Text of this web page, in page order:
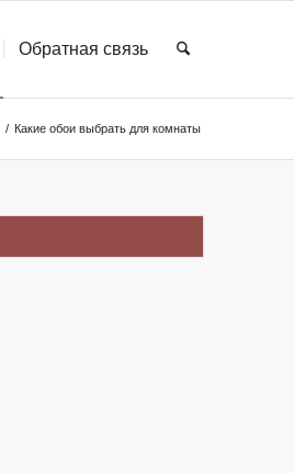
Обратная связь
/ Какие обои выбрать для комнаты